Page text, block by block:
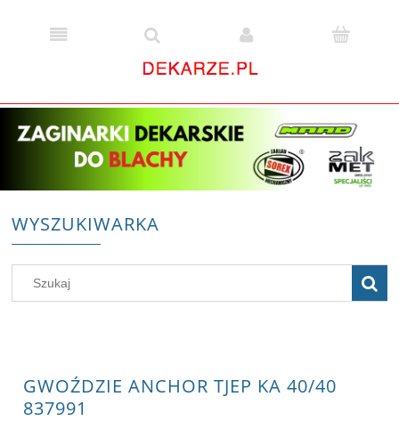
WYSZUKIWARKA
GWOŹDZIE ANCHOR TJEP KA 40/40
837991